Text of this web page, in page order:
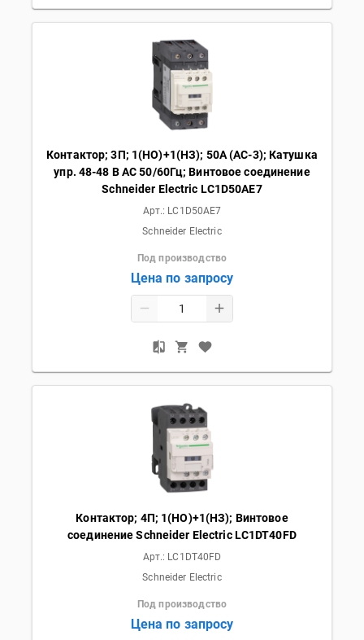
Контактор; 3П; 1(НО)+1(НЗ); 50А (AC-3); Катушка
упр. 48-48 В AC 50/60Гц; Винтовое соединение
Schneider Electric LC1D50AE7
Арт.: LC1D50AE7
Schneider Electric
Под производство
Цена по запросу
Контактор; 4П; 1(НО)+1(НЗ); Винтовое
соединение Schneider Electric LC1DT40FD
Арт.: LC1DT40FD
Schneider Electric
Под производство
Цена по запросу